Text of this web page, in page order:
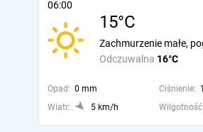
06:00
15°C
Odczuwalna 16°C
Zachmurzenie małe,
Opad: 0 mm Ciśnienie:
Wiatr:
5 km/h Wilgotność: